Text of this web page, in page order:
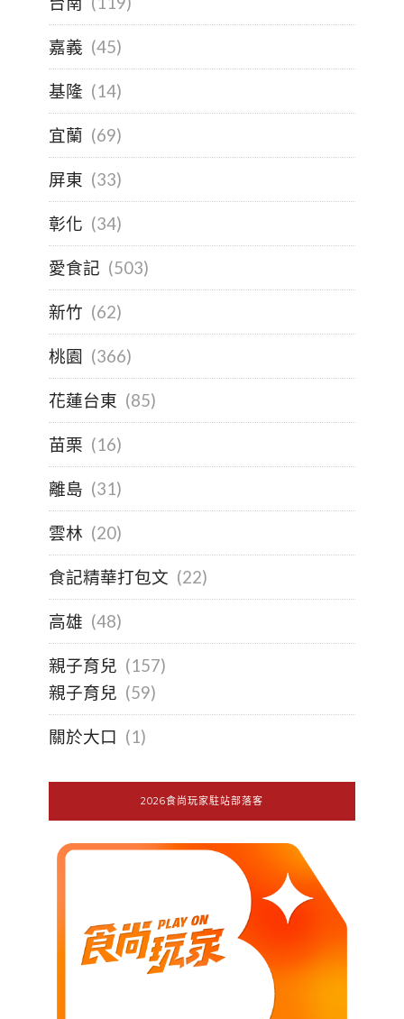
嘉義 (45)
基隆 (14)
宜蘭 (69)
屏東 (33)
彰化 (34)
愛食記 (503)
新竹 (62)
桃園 (366)
花蓮台東 (85)
苗栗 (16)
離島 (31)
雲林 (20)
食記精華打包文 (22)
高雄 (48)
親子育兒 (157)
親子育兒 (59)
關於大口 (1)
2026食尚玩家駐站部落客